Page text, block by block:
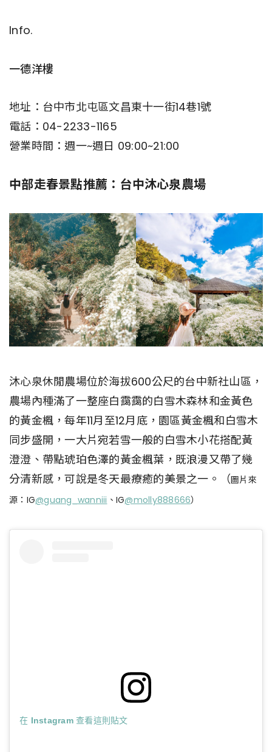
Info.
一德洋樓
地址：台中市北屯區文昌東十一街14巷1號
電話：04-2233-1165
營業時間：週一~週日 09:00~21:00
中部走春景點推薦：台中沐心泉農場
沐心泉休閒農場位於海拔600公尺的台中新社山區，
農場內種滿了一整座白靄靄的白雪木森林和金黃色
的黃金楓，每年11月至12月底，園區黃金楓和白雪木
同步盛開，一大片宛若雪一般的白雪木小花搭配黃
澄澄、帶點琥珀色澤的黃金楓葉，既浪漫又帶了幾
分清新感，可說是冬天最療癒的美景之一。（圖片來
源：IG@guang_wanniii 、IG@molly888666）
在 Instagram 查看這則貼文